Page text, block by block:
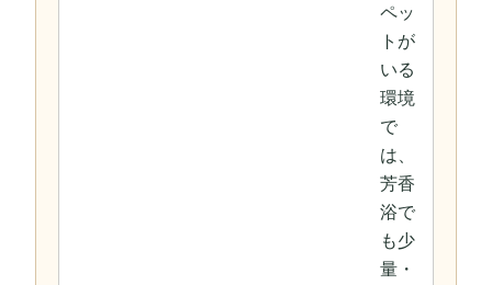
ペッ
トが
いる
環境
で
は、
芳香
浴で
も少
量・